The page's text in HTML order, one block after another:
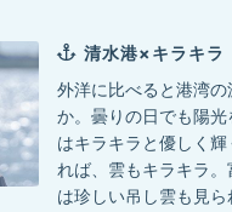
清水港×キラキラ
外洋に比べると港湾
か。曇りの日でも陽
はキラキラと優しく
れば、雲もキラキラ。
は珍しい吊し雲も見